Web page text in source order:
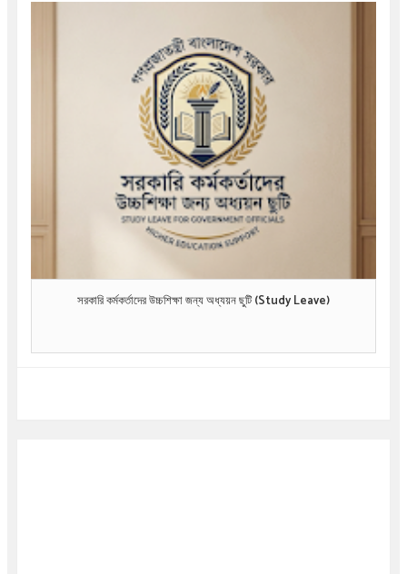
সরকারি কর্মকর্তাদের উচ্চশিক্ষা জন্য অধ্যয়ন ছুটি (Study Leave)